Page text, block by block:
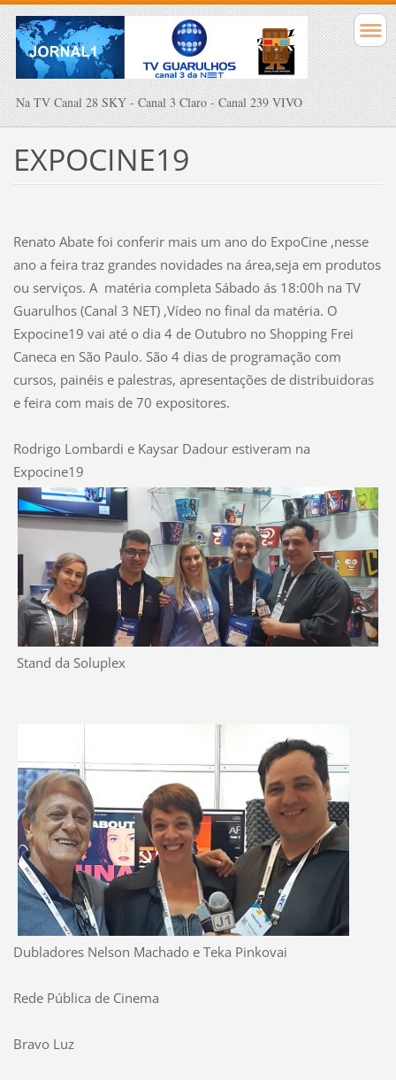
Na TV Canal 28 SKY - Canal 3 Claro - Canal 239 VIVO
EXPOCINE19
Renato Abate foi conferir mais um ano do ExpoCine ,nesse
ano a feira traz grandes novidades na área,seja em produtos
ou serviços. A matéria completa Sábado ás 18:00h na TV
Guarulhos (Canal 3 NET) ,Vídeo no final da matéria. O
Expocine19 vai até o dia 4 de Outubro no Shopping Frei
Caneca en São Paulo. São 4 dias de programação com
cursos, painéis e palestras, apresentações de distribuidoras
e feira com mais de 70 expositores.
Rodrigo Lombardi e Kaysar Dadour estiveram na
Expocine19
Stand da Soluplex
Dubladores Nelson Machado e Teka Pinkovai
Rede Pública de Cinema
Bravo Luz